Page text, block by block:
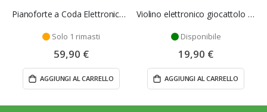
Pianoforte a Coda Elettronico 32 Tasti con Microfono e Sgabello - Bontempi
Solo 1 rimasti
59,90 €
AGGIUNGI AL CARRELLO
Violino elettronico giocattolo - Bontempi
Disponibile
19,90 €
AGGIUNGI AL CARRELLO